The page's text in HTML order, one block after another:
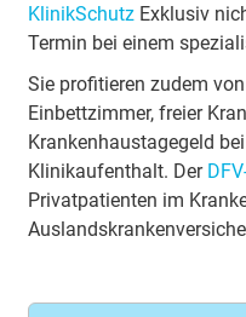
KlinikSchutzExklusiv
Termin bei einem
Sie profitieren zudem
Einbettzimmer, freier
Krankenhaustagegeld
Klinikaufenthalt. Der
Privatpatienten im